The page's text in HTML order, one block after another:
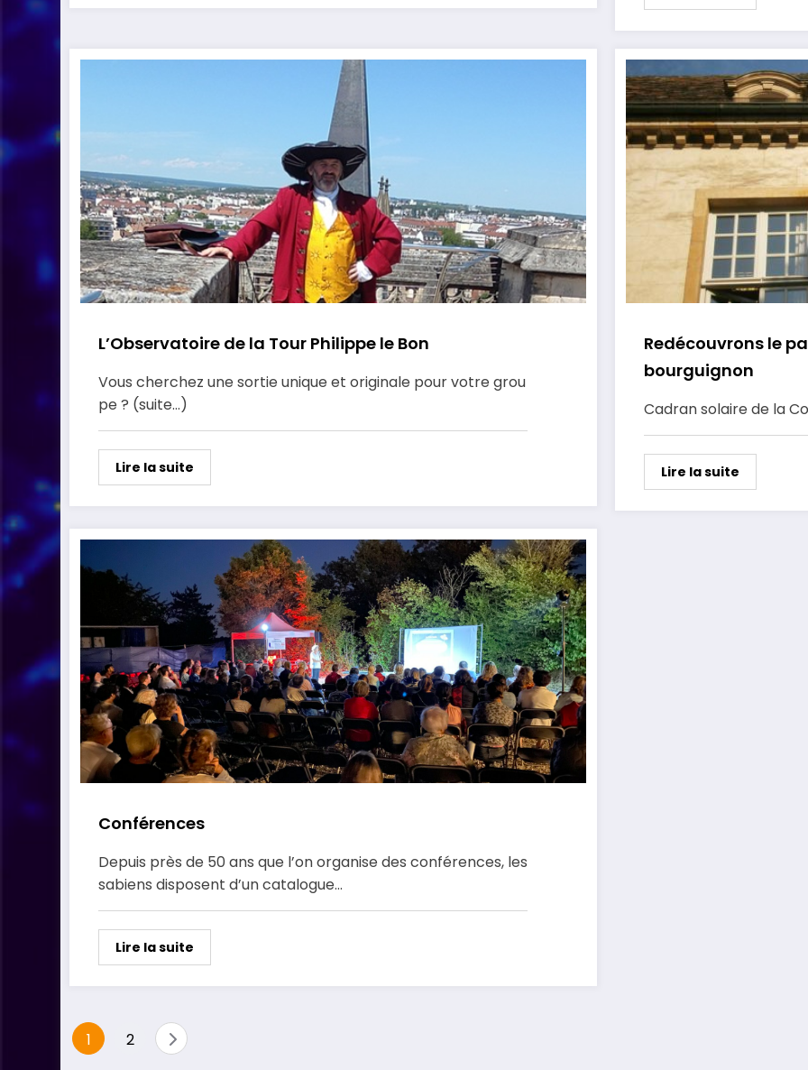
L’Observatoire de la Tour Philippe le Bon
Vous cherchez une sortie unique et originale pour votre grou
pe ? (suite…)
Lire la suite
Redécouvrons le
bourguignon
Cadran solaire de la
Lire la suite
Conférences
Depuis près de 50 ans que l’on organise des conférences, les
sabiens disposent d’un catalogue…
Lire la suite
Pagination
1 2